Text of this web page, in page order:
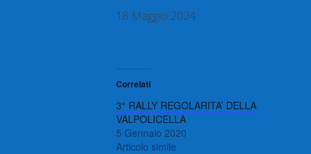
18 Maggio 2024
Correlati
3° RALLY REGOLARITA’ DELLA
VALPOLICELLA
5 Gennaio 2020
Articolo simile